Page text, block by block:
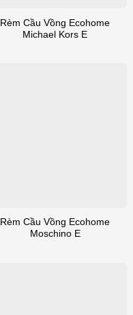
Rèm Cầu Vồng Ecohome
Michael Kors E
Rèm Cầu Vồng Ecohome
Moschino E